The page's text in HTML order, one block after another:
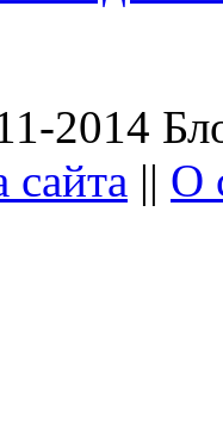
2014
сайта || О